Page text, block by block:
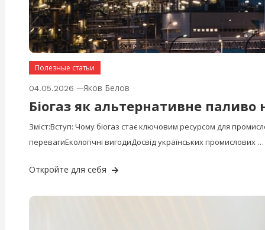
Полезные статьи
04.05.2026 Яков Белов
Біогаз як альтернативне
Зміст:Вступ: Чому біогаз стає ключовим ресурсом для
перевагиЕкологічні вигодиДосвід українських промислових …
Откройте для себя